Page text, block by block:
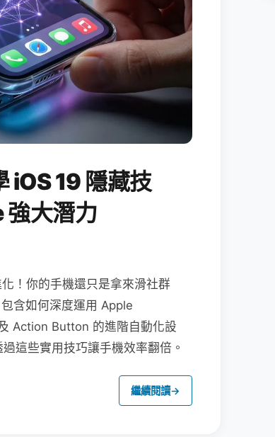
19 隱藏技
大潛力
！你的手機還只是拿來滑社群
含如何深度運用 Apple
Action Button 的進階自動化設
這些實用技巧讓手機效率翻倍。
繼續閱讀→